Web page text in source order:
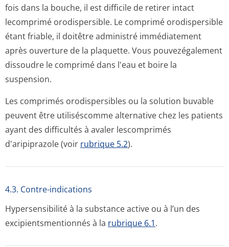
fois dans la bouche, il est difficile de retirer intact
lecomprimé orodispersible. Le comprimé orodispersible
étant friable, il doitêtre administré immédiatement
après ouverture de la plaquette. Vous pouvezégalement
dissoudre le comprimé dans l'eau et boire la
suspension.
Les comprimés orodispersibles ou la solution buvable
peuvent être utiliséscomme alternative chez les patients
ayant des difficultés à avaler lescomprimés
d'aripiprazole (voir rubrique 5.2).
4.3. Contre-indications
Hypersensibilité à la substance active ou à l’un des
excipientsmen­tionnés à la rubrique 6.1.